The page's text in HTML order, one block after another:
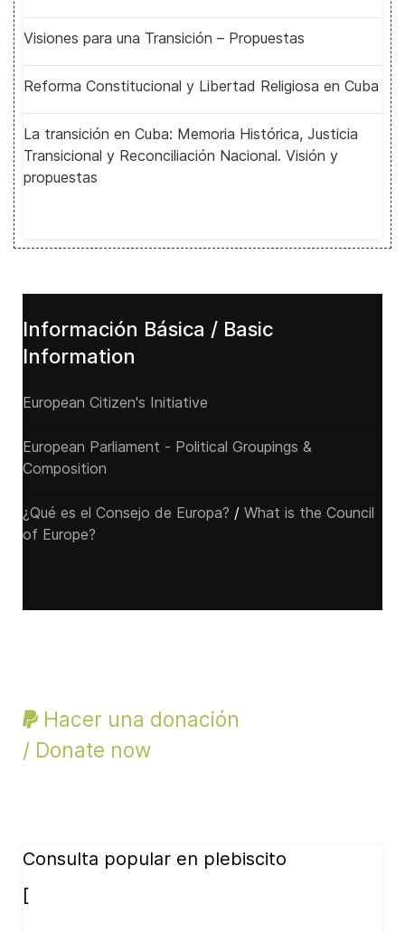
Visiones para una Transición – Propuestas
Reforma Constitucional y Libertad Religiosa en Cuba
La transición en Cuba: Memoria Histórica, Justicia
Transicional y Reconciliación Nacional. Visión y
propuestas
Información Básica / Basic
Information
European Citizen's Initiative
European Parliament - Political Groupings &
Composition
¿Qué es el Consejo de Europa? / What is the Council
of Europe?
Hacer una donación
/ Donate now
Consulta popular en plebiscito
[